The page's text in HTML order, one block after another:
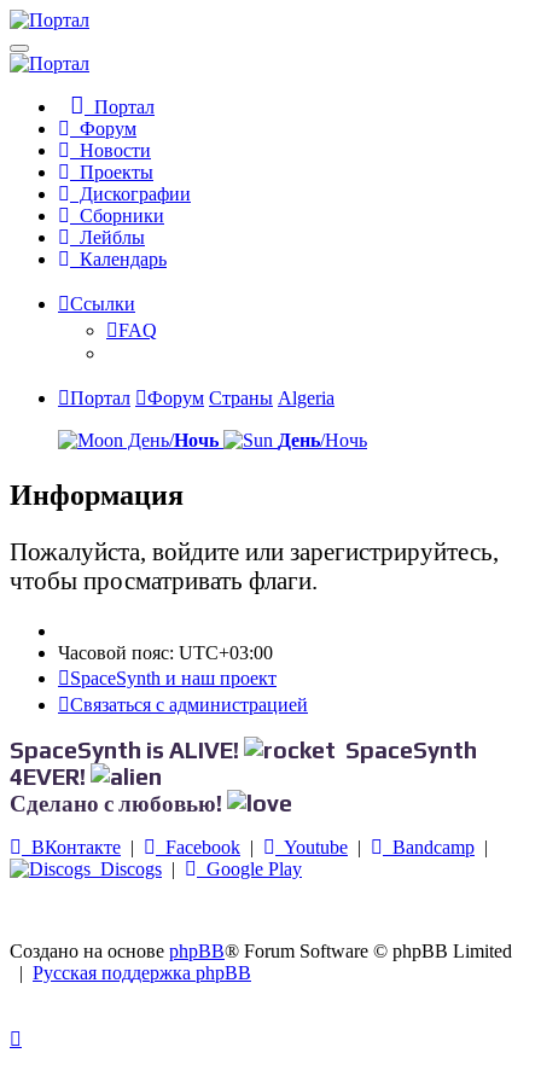
Портал
Форум
Новости
Проекты
Дискографии
Сборники
Лейблы
Календарь
Ссылки
FAQ
Портал Форум Страны Algeria
День/Ночь День/Ночь
Информация
Пожалуйста, войдите или зарегистрируйтесь,
чтобы просматривать флаги.
Часовой пояс: UTC+03:00
SpaceSynth и наш проект
Связаться с администрацией
SpaceSynth is ALIVE!
SpaceSynth
4EVER!
Сделано с любовью!
ВКонтакте | Facebook | Youtube | Bandcamp |
Discogs | Google Play
Создано на основе phpBB® Forum Software © phpBB Limited
| Русская поддержка phpBB